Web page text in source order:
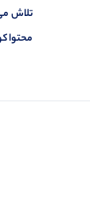
تلاش
محتوا